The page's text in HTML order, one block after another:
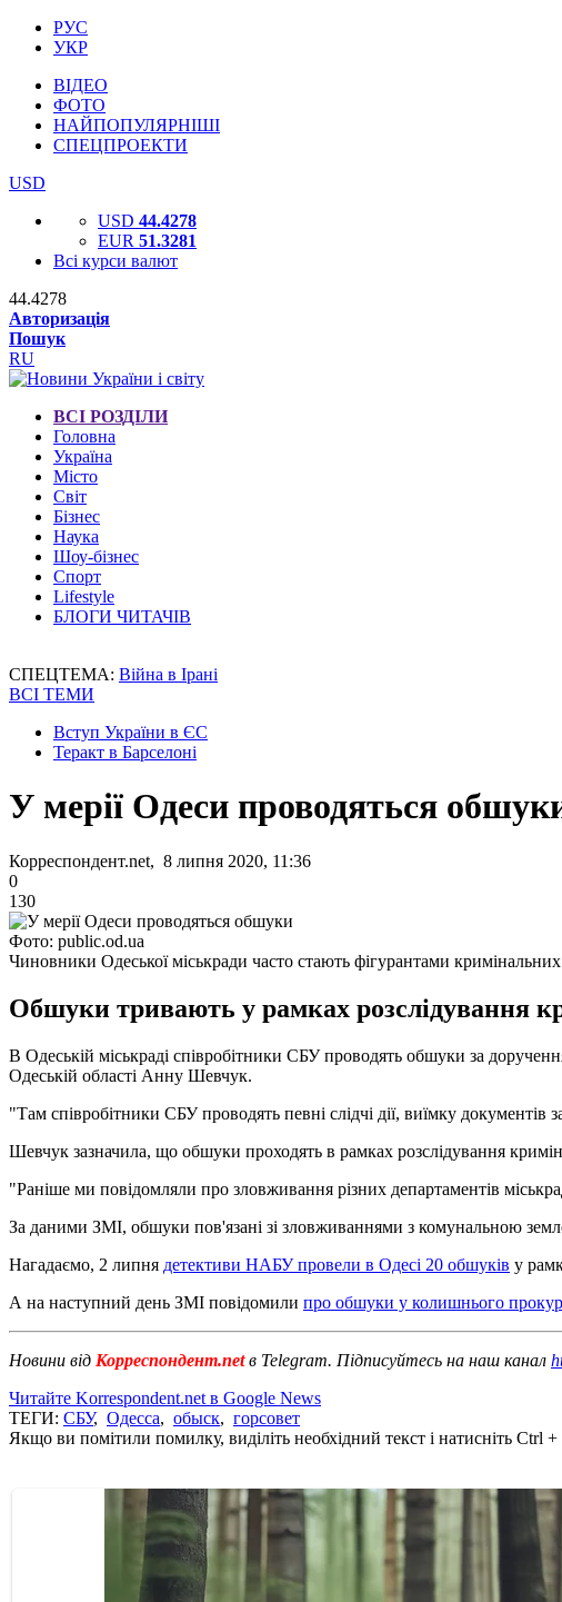
РУС
УКР
ВІДЕО
ФОТО
НАЙПОПУЛЯРНІШІ
СПЕЦПРОЕКТИ
USD
USD 44.4278
EUR 51.3281
Всі курси валют
44.4278
Авторизація
Пошук
RU
ВСІ РОЗДІЛИ
Головна
Україна
Місто
Світ
Бізнес
Наука
Шоу-бізнес
Спорт
Lifestyle
БЛОГИ ЧИТАЧІВ
СПЕЦТЕМА: Війна в Ірані
ВСІ ТЕМИ
Вступ України в ЄС
Теракт в Барселоні
У мерії Одеси проводяться
Корреспондент.net, 8 липня 2020, 11:36
0
130
Фото: public.od.ua
Чиновники Одеської міськради часто стають фігурантами
Обшуки тривають у рамках розслідування
В Одеській міськраді співробітники СБУ проводять обшуки за
Одеській області Анну Шевчук.
"Там співробітники СБУ проводять певні слідчі дії, виїмку
Шевчук зазначила, що обшуки проходять в рамках розслідування
"Раніше ми повідомляли про зловживання різних департаментів
За даними ЗМІ, обшуки пов'язані зі зловживаннями з комунальною
Нагадаємо, 2 липня детективи НАБУ провели в Одесі 20 обшуків у
А на наступний день ЗМІ повідомили про обшуки у колишнього
Новини від Корреспондент.netв Telegram. Підписуйтесь на наш канал
Читайте Korrespondent.net в Google News
ТЕГИ: СБУ, Одесса, обыск, горсовет
Якщо ви помітили помилку, виділіть необхідний текст і натисніть Ctrl